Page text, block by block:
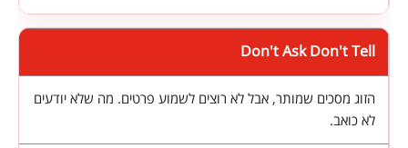
Don't Ask Don't Tell
הזוג מסכים שמותר, אבל לא רוצים לשמוע פרטים. מה שלא יודעים
לא כואב.